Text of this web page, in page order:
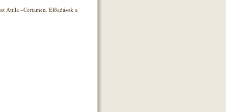
Attila –Certamen. Előadások a